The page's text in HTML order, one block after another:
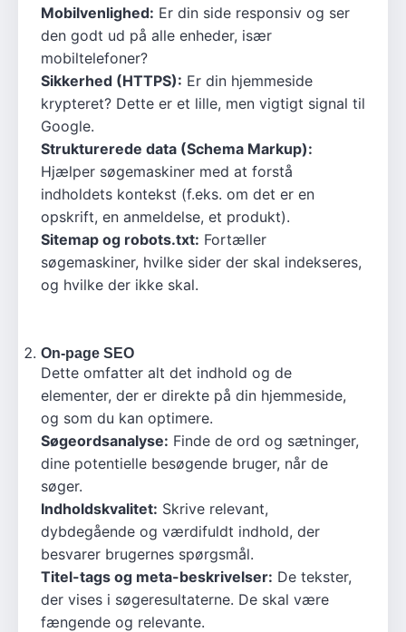
Mobilvenlighed: Er din side responsiv og ser
den godt ud på alle enheder, især
mobiltelefoner?
Sikkerhed (HTTPS): Er din hjemmeside
krypteret? Dette er et lille, men vigtigt signal til
Google.
Strukturerede data (Schema Markup):
Hjælper søgemaskiner med at forstå
indholdets kontekst (f.eks. om det er en
opskrift, en anmeldelse, et produkt).
Sitemap og robots.txt: Fortæller
søgemaskiner, hvilke sider der skal indekseres,
og hvilke der ikke skal.
On-page SEO
Dette omfatter alt det indhold og de
elementer, der er direkte på din hjemmeside,
og som du kan optimere.
Søgeordsanalyse: Finde de ord og sætninger,
dine potentielle besøgende bruger, når de
søger.
Indholdskvalitet: Skrive relevant,
dybdegående og værdifuldt indhold, der
besvarer brugernes spørgsmål.
Titel-tags og meta-beskrivelser: De tekster,
der vises i søgeresultaterne. De skal være
fængende og relevante.